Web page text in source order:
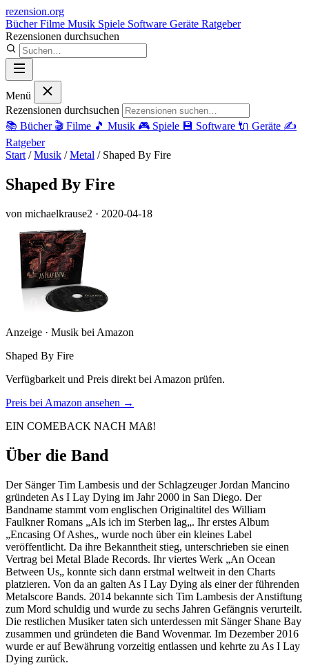
rezension.org
BücherFilme Musik Spiele Software Geräte Ratgeber
Rezensionen durchsuchen
Menü
Rezensionen durchsuchen
📚 Bücher 🎬 Filme 🎵 Musik 🎮 Spiele 💾 Software 🔌 Geräte ✍️
Ratgeber
Start / Musik / Metal / Shaped By Fire
Shaped By Fire
von michaelkrause2 · 2020-04-18
Anzeige · Musik bei Amazon
Shaped By Fire
Verfügbarkeit und Preis direkt bei Amazon prüfen.
Preis bei Amazon ansehen →
EIN COMEBACK NACH MAß!
Über die Band
Der Sänger Tim Lambesis und der Schlagzeuger Jordan Mancino
gründeten As I Lay Dying im Jahr 2000 in San Diego. Der
Bandname stammt vom englischen Originaltitel des William
Faulkner Romans „Als ich im Sterben lag„. Ihr erstes Album
„Encasing Of Ashes„ wurde noch über ein kleines Label
veröffentlicht. Da ihre Bekanntheit stieg, unterschrieben sie einen
Vertrag bei Metal Blade Records. Ihr viertes Werk „An Ocean
Between Us„ konnte sich dann erstmal weltweit in den Charts
platzieren. Von da an galten As I Lay Dying als einer der führenden
Metalscore Bands. 2014 bekannte sich Tim Lambesis der Anstiftung
zum Mord schuldig und wurde zu sechs Jahren Gefängnis verurteilt.
Die restlichen Musiker taten sich unterdessen mit Sänger Shane Bay
zusammen und gründeten die Band Wovenmar. Im Dezember 2016
wurde er auf Bewährung vorzeitig entlassen und kehrte zu As I Lay
Dying zurück.